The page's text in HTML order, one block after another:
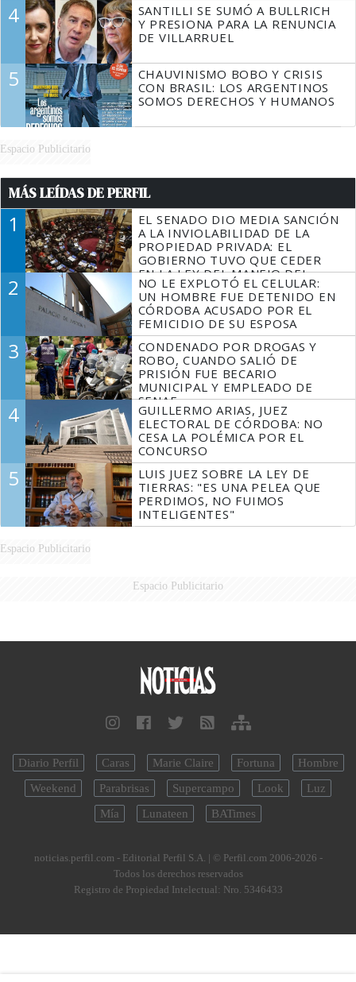
4
SANTILLI SE SUMÓ A BULLRICH
Y PRESIONA PARA LA RENUNCIA
DE VILLARRUEL
5
CHAUVINISMO BOBO Y CRISIS
CON BRASIL: LOS ARGENTINOS
SOMOS DERECHOS Y HUMANOS
Espacio Publicitario
MÁS LEÍDAS DE PERFIL
1
EL SENADO DIO MEDIA SANCIÓN
A LA INVIOLABILIDAD DE LA
PROPIEDAD PRIVADA: EL
GOBIERNO TUVO QUE CEDER
EN LA LEY DEL MANEJO DEL
FUEGO
2
NO LE EXPLOTÓ EL CELULAR:
UN HOMBRE FUE DETENIDO EN
CÓRDOBA ACUSADO POR EL
FEMICIDIO DE SU ESPOSA
3
CONDENADO POR DROGAS Y
ROBO, CUANDO SALIÓ DE
PRISIÓN FUE BECARIO
MUNICIPAL Y EMPLEADO DE
SENAF
4
GUILLERMO ARIAS, JUEZ
ELECTORAL DE CÓRDOBA: NO
CESA LA POLÉMICA POR EL
CONCURSO
5
LUIS JUEZ SOBRE LA LEY DE
TIERRAS: "ES UNA PELEA QUE
PERDIMOS, NO FUIMOS
INTELIGENTES"
Espacio Publicitario
Espacio Publicitario
Diario Perfil Caras Marie Claire Fortuna
Hombre
Weekend
Parabrisas Supercampo Look
Luz
Mía
Lunateen BATimes
noticias.perfil.com - Editorial Perfil S.A. | © Perfil.com 2006-2026 -
Todos los derechos reservados
Registro de Propiedad Intelectual: Nro. 5346433